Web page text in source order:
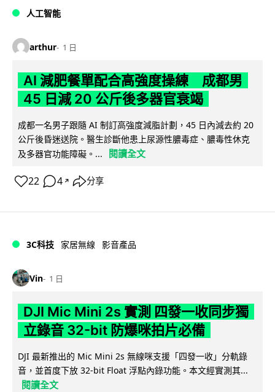
人工智能
arthur 1 日
AI 減肥餐單配合高強度操練 成都男
45 日減 20 公斤後多器官衰竭
成都一名男子跟隨 AI 制訂高強度減脂計劃，45 日內減去約 20
公斤後昏迷送院。醫生診斷他患上尿源性膿毒症、膿毒性休克
及多器官功能障礙。...
閱讀全文
22 4 ↗ 分享
3C科技 家居無線 影音產品
Vin 1 日
DJI Mic Mini 2s 實測 四發一收同步獨
立錄音 32-bit 防爆咪拍片必備
DJI 最新推出的 Mic Mini 2s 無線咪支援「四發一收」分軌錄
音，並首度下放 32-bit Float 浮點內錄功能。本文經實測其...
閱讀全文